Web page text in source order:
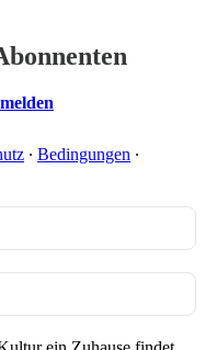
∙ Bedingungen ∙